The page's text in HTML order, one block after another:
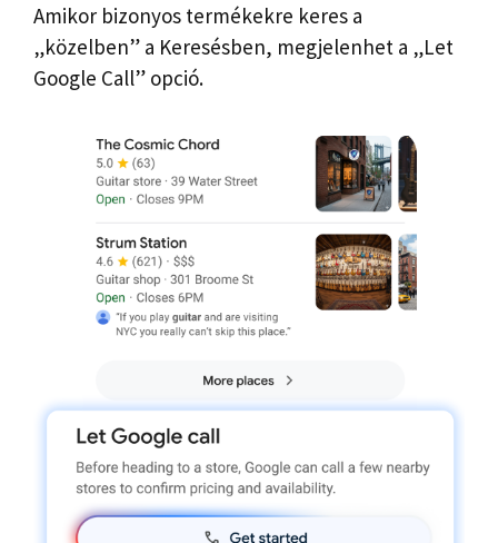
Amikor bizonyos termékekre keres a
„közelben” a Keresésben, megjelenhet a „Let
Google Call” opció.